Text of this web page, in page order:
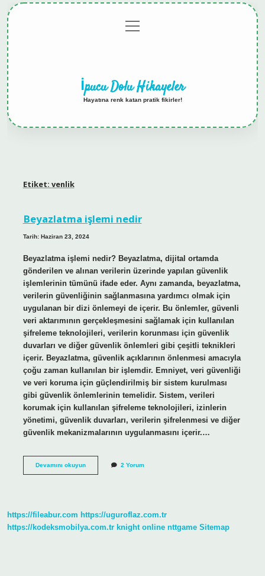
menüyü
aç
İpucu Dolu Hikayeler
Hayatına renk katan pratik fikirler!
Etiket: venlik
Beyazlatma işlemi nedir
Tarih: Haziran 23, 2024
Beyazlatma işlemi nedir? Beyazlatma, dijital ortamda
gönderilen ve alınan verilerin üzerinde yapılan güvenlik
işlemlerinin tümünü ifade eder. Aynı zamanda, beyazlatma,
verilerin güvenliğinin sağlanmasına yardımcı olmak için
uygulanan bir dizi önlemeyi de içerir. Bu önlemler, güvenli
veri aktarımının gerçekleşmesini sağlamak için kullanılan
şifreleme teknolojileri, verilerin korunması için güvenlik
duvarları ve diğer güvenlik önlemleri gibi çeşitli teknikleri
içerir. Beyazlatma, güvenlik açıklarının önlenmesi amacıyla
çoğu zaman kullanılan bir işlemdir. Emniyet, veri güvenliği
ve veri koruma için güçlendirilmiş bir sistem kurulması
gibi güvenlik önlemlerinin temelidir. Sistem, verileri
korumak için kullanılan şifreleme teknolojileri, izinlerin
yönetimi, güvenlik duvarları, verilerin şifrelenmesi ve diğer
güvenlik mekanizmalarının uygulanmasını içerir.…
Devamını okuyunBeyazlatma 2 Yorum
https://fileabur.com https://uguroflaz.com.tr
https://kodeksmobilya.com.tr knight online nttgame Sitemap